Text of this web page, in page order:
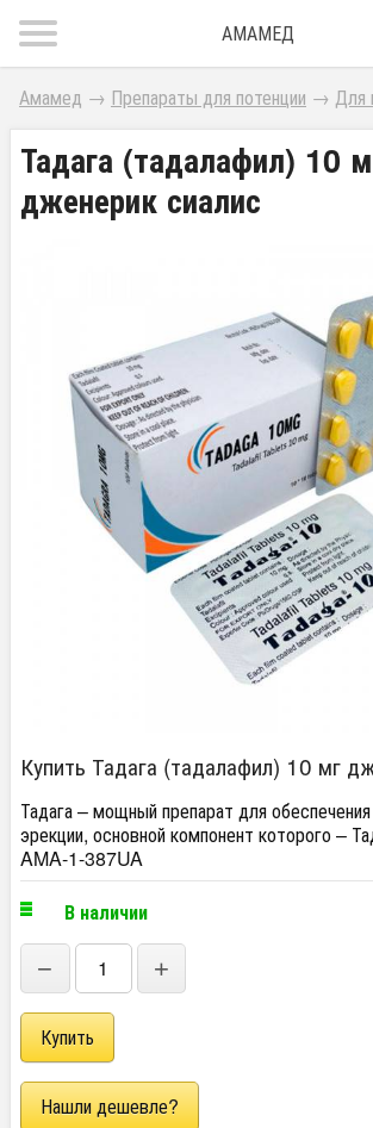
АМАМЕД
Амамед → Препараты для потенции → Для
Тадага (тадалафил) 10
дженерик сиалис
Купить Тадага (тадалафил) 10 мг
Тадага – мощный препарат для
эрекции, основной компонент которого –
AMA-1-387UA
В наличии
− +